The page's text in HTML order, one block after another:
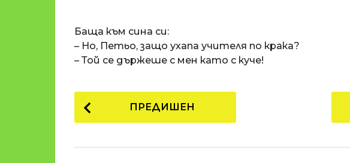
п
г
a
t
Баща към сина си:
– Но, Петьо, защо ухапа учителя по крака?
– Той се държеше с мен като с куче!
P
o
ПРЕДИШЕН